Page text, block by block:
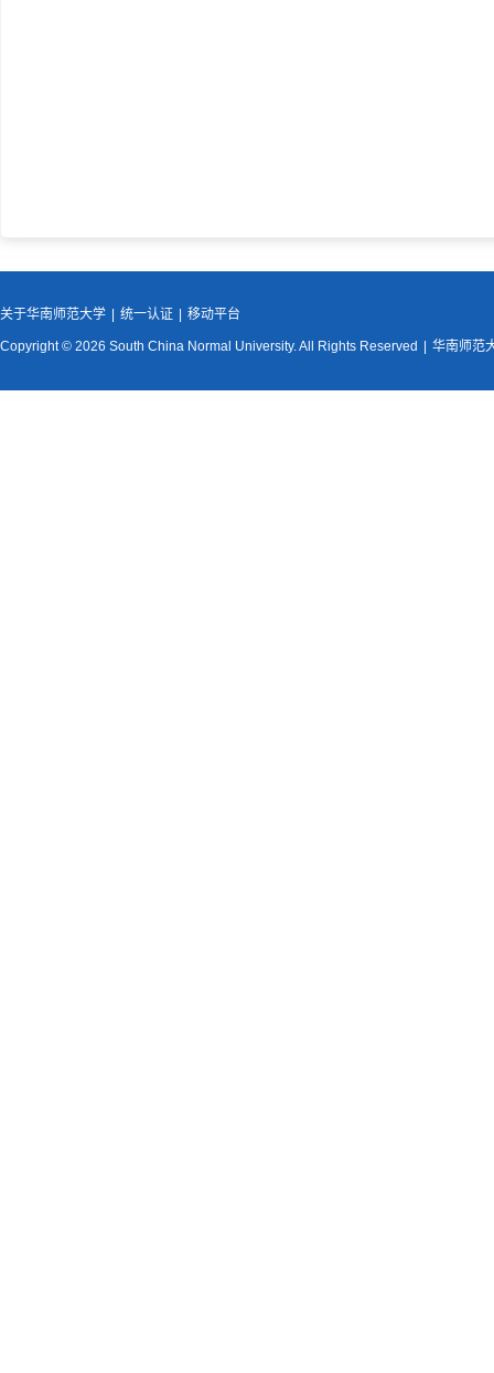
关于华南师范大学 统一认证 移动平台
Copyright © 2026 South China Normal University. All Rights Reserved 华南师范